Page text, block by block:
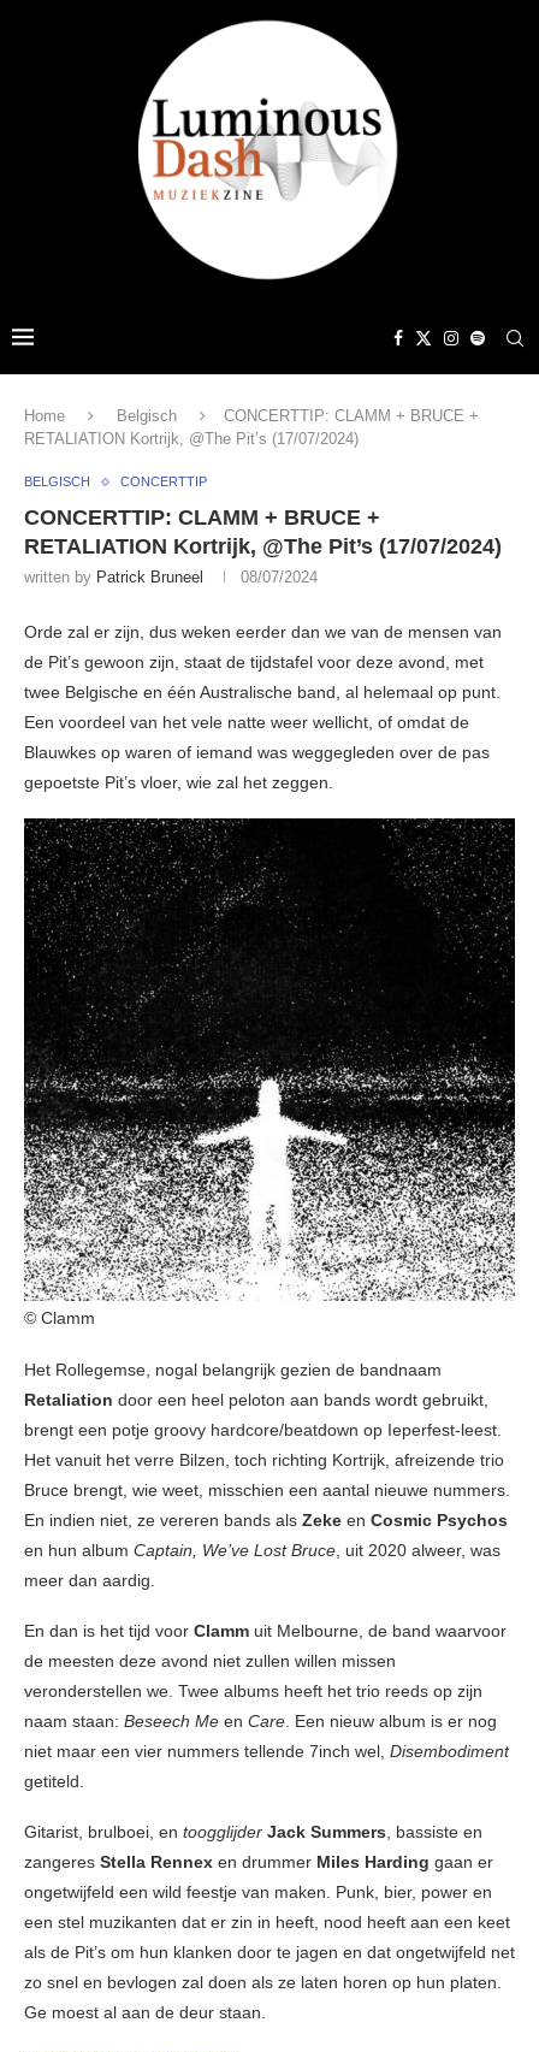
Home Belgisch
CONCERTTIP: CLAMM + BRUCE +
RETALIATION Kortrijk, @The Pit’s (17/07/2024)
BELGISCH CONCERTTIP
CONCERTTIP: CLAMM + BRUCE +
RETALIATION Kortrijk, @The Pit’s (17/07/2024)
written by Patrick Bruneel 08/07/2024
Orde zal er zijn, dus weken eerder dan we van de mensen van
de Pit’s gewoon zijn, staat de tijdstafel voor deze avond, met
twee Belgische en één Australische band, al helemaal op punt.
Een voordeel van het vele natte weer wellicht, of omdat de
Blauwkes op waren of iemand was weggegleden over de pas
gepoetste Pit’s vloer, wie zal het zeggen.
© Clamm
Het Rollegemse, nogal belangrijk gezien de bandnaam
Retaliation door een heel peloton aan bands wordt gebruikt,
brengt een potje groovy hardcore/beatdown op Ieperfest-leest.
Het vanuit het verre Bilzen, toch richting Kortrijk, afreizende trio
Bruce brengt, wie weet, misschien een aantal nieuwe nummers.
En indien niet, ze vereren bands als Zeke en Cosmic Psychos
en hun album Captain, We’ve Lost Bruce, uit 2020 alweer, was
meer dan aardig.
En dan is het tijd voor Clamm uit Melbourne, de band waarvoor
de meesten deze avond niet zullen willen missen
veronderstellen we. Twee albums heeft het trio reeds op zijn
naam staan: Beseech Me en Care. Een nieuw album is er nog
niet maar een vier nummers tellende 7inch wel, Disembodiment
getiteld.
Gitarist, brulboei, en toogglijder Jack Summers, bassiste en
zangeres Stella Rennex en drummer Miles Harding gaan er
ongetwijfeld een wild feestje van maken. Punk, bier, power en
een stel muzikanten dat er zin in heeft, nood heeft aan een keet
als de Pit’s om hun klanken door te jagen en dat ongetwijfeld net
zo snel en bevlogen zal doen als ze laten horen op hun platen.
Ge moest al aan de deur staan.